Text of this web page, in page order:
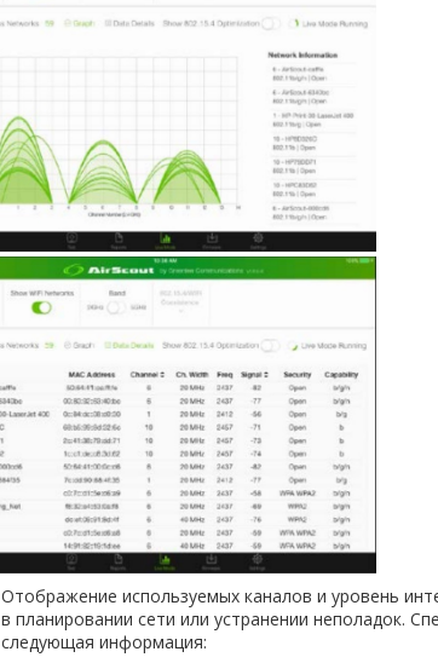
Отображение используемых каналов и уровень
в планировании сети или устранении неполадок.
следующая информация: